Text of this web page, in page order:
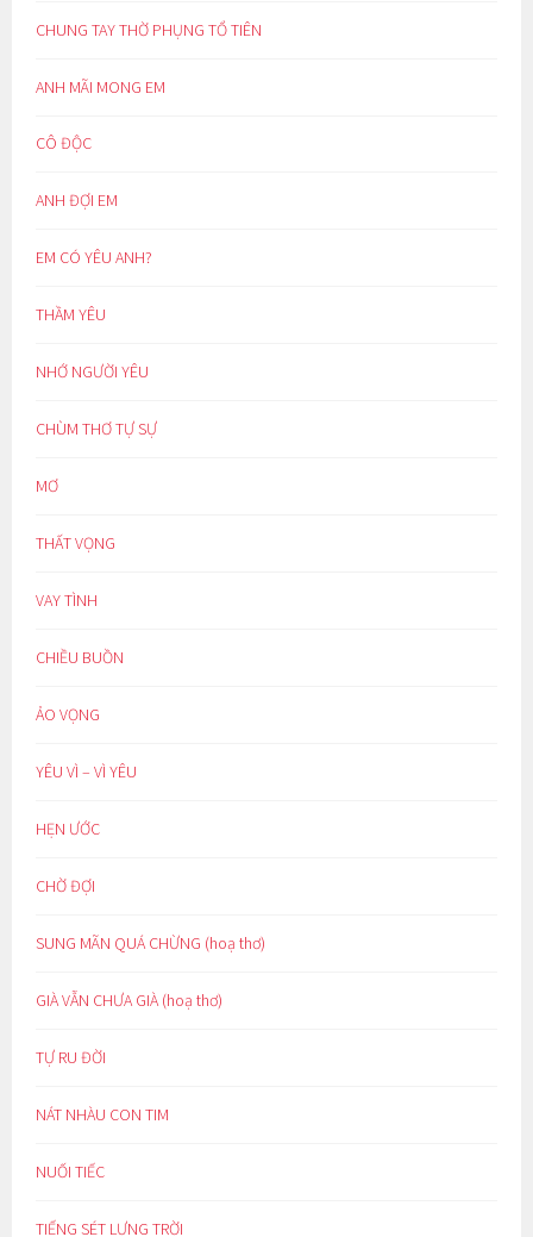
CHUNG TAY THỜ PHỤNG TỔ TIÊN
ANH MÃI MONG EM
CÔ ĐỘC
ANH ĐỢI EM
EM CÓ YÊU ANH?
THẦM YÊU
NHỚ NGƯỜI YÊU
CHÙM THƠ TỰ SỰ
MƠ
THẤT VỌNG
VAY TÌNH
CHIỀU BUỒN
ẢO VỌNG
YÊU VÌ – VÌ YÊU
HẸN ƯỚC
CHỜ ĐỢI
SUNG MÃN QUÁ CHỪNG (hoạ thơ)
GIÀ VẪN CHƯA GIÀ (hoạ thơ)
TỰ RU ĐỜI
NÁT NHÀU CON TIM
NUỐI TIẾC
TIẾNG SÉT LƯNG TRỜI